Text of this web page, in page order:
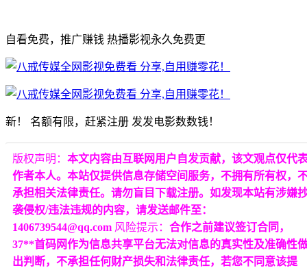
自看免费，推广赚钱 热播影视永久免费更
新！ 名额有限，赶紧注册 发发电影数数钱！
版权声明： 本文内容由互联网用户自发贡献，该文观点仅代
作者本人。本站仅提供信息存储空间服务，不拥有所有权，
承担相关法律责任。请勿盲目下载注册。如发现本站有涉嫌
袭侵权/违法违规的内容，请发送邮件至：
1406739544@qq.com 风险提示： 合作之前建议签订合同，
37**首码网作为信息共享平台无法对信息的真实性及准确性
出判断，不承担任何财产损失和法律责任，若您不同意该提